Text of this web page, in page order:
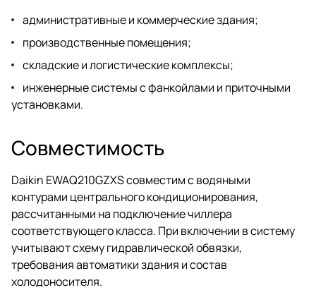
административные и коммерческие здания;
производственные помещения;
складские и логистические комплексы;
инженерные системы с фанкойлами и приточными
установками.
Совместимость
Daikin EWAQ210GZXS совместим с водяными
контурами центрального кондиционирования,
рассчитанными на подключение чиллера
соответствующего класса. При включении в систему
учитывают схему гидравлической обвязки,
требования автоматики здания и состав
холодоносителя.